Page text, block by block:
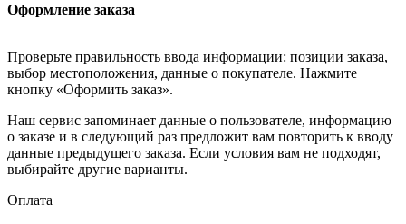
Оформление заказа
Проверьте правильность ввода информации: позиции заказа,
выбор местоположения, данные о покупателе. Нажмите
кнопку «Оформить заказ».
Наш сервис запоминает данные о пользователе, информацию
о заказе и в следующий раз предложит вам повторить к вводу
данные предыдущего заказа. Если условия вам не подходят,
выбирайте другие варианты.
Оплата